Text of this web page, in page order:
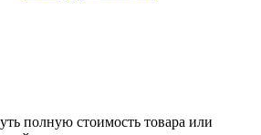
полную стоимость товара или